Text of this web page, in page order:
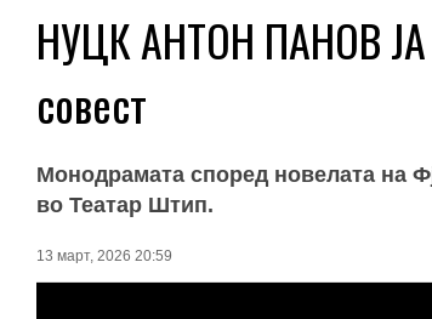
НУЦК АНТОН ПАНОВ
совест
Монодрамата според новелата на
во Театар Штип.
13 март, 2026 20:59